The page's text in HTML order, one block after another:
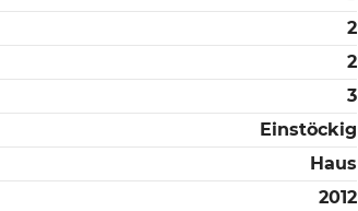
2
2
3
Einstöckig
Haus
2012